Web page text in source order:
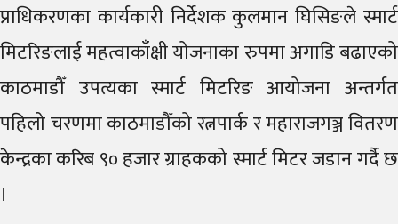
प्राधिकरणका कार्यकारी निर्देशक कुलमान घिसिङले स्मार्ट
मिटरिङलाई महत्वाकाँक्षी योजनाका रुपमा अगाडि बढाएको
काठमाडौँ उपत्यका स्मार्ट मिटरिङ आयोजना अन्तर्गत
पहिलो चरणमा काठमाडौँको रत्नपार्क र महाराजगञ्ज वितरण
केन्द्रका करिब ९० हजार ग्राहकको स्मार्ट मिटर जडान गर्दै छ
।